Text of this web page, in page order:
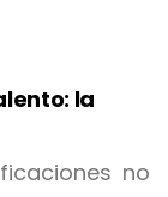
la
no